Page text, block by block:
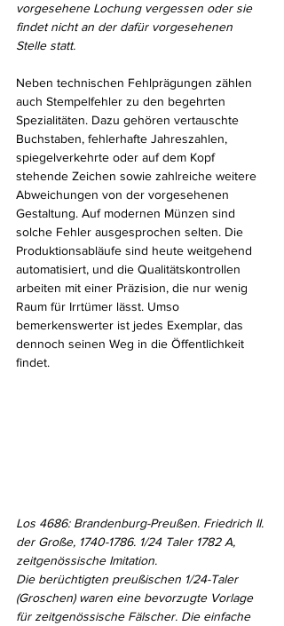
vorgesehene Lochung vergessen oder sie
findet nicht an der dafür vorgesehenen
Stelle statt.
Neben technischen Fehlprägungen zählen
auch Stempelfehler zu den begehrten
Spezialitäten. Dazu gehören vertauschte
Buchstaben, fehlerhafte Jahreszahlen,
spiegelverkehrte oder auf dem Kopf
stehende Zeichen sowie zahlreiche weitere
Abweichungen von der vorgesehenen
Gestaltung. Auf modernen Münzen sind
solche Fehler ausgesprochen selten. Die
Produktionsabläufe sind heute weitgehend
automatisiert, und die Qualitätskontrollen
arbeiten mit einer Präzision, die nur wenig
Raum für Irrtümer lässt. Umso
bemerkenswerter ist jedes Exemplar, das
dennoch seinen Weg in die Öffentlichkeit
findet.
Los 4686: Brandenburg-Preußen. Friedrich II.
der Große, 1740-1786. 1/24 Taler 1782 A,
zeitgenössische Imitation.
Die berüchtigten preußischen 1/24-Taler
(Groschen) waren eine bevorzugte Vorlage
für zeitgenössische Fälscher. Die einfache